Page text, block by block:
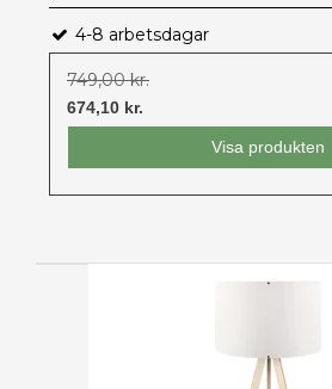
4-8 arbetsdagar
749,00 kr.
674,10 kr.
Visa produkten